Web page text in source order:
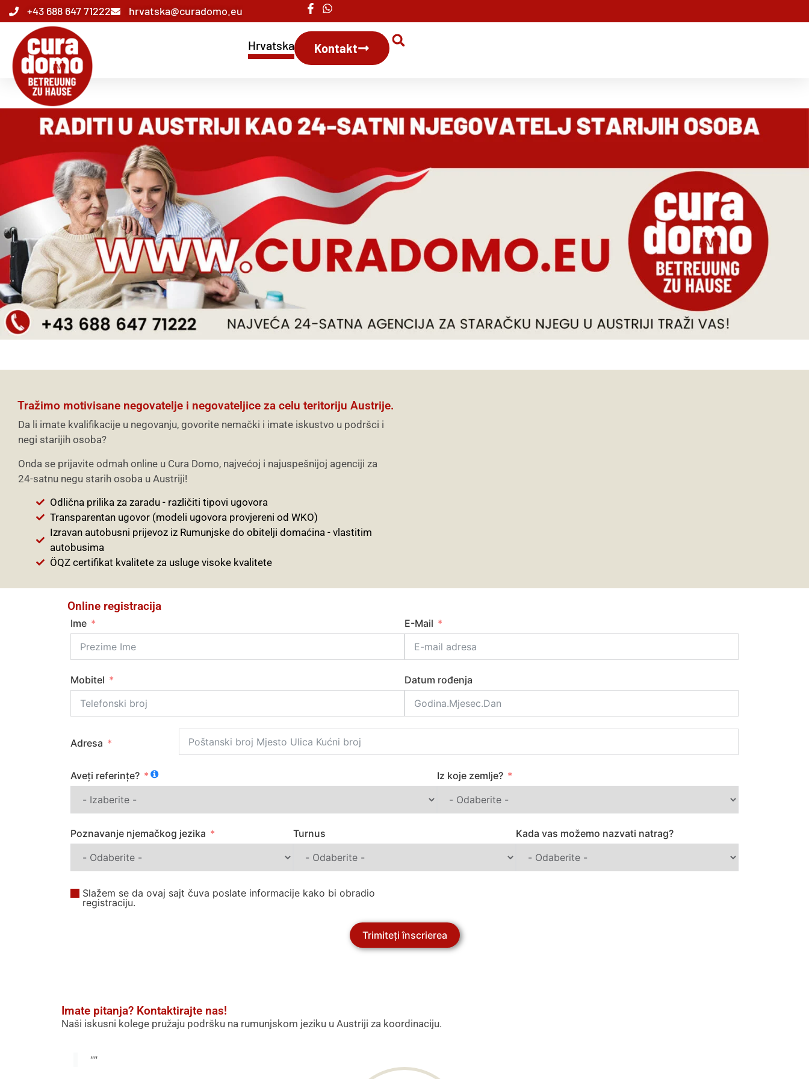
+43 688 647 71222 hrvatska@curadomo.eu
Hrvatska Kontakt
Tražimo motivisane negovatelje i negovateljice za celu teritoriju Austrije.
Da li imate kvalifikacije u negovanju, govorite nemački i imate iskustvo u podršci i
negi starijih osoba?
Onda se prijavite odmah online u Cura Domo, najvećoj i najuspešnijoj agenciji za
24-satnu negu starih osoba u Austriji!
Odlična prilika za zaradu - različiti tipovi ugovora
Transparentan ugovor (modeli ugovora provjereni od WKO)
Izravan autobusni prijevoz iz Rumunjske do obitelji domaćina - vlastitim
autobusima
ÖQZ certifikat kvalitete za usluge visoke kvalitete
Online registracija
Ime E-Mail
Mobitel Datum rođenja
Adresa
Aveți referințe? Iz koje zemlje?
Poznavanje njemačkog jezika Turnus Kada vas možemo nazvati natrag?
Slažem se da ovaj sajt čuva poslate informacije kako bi obradio
registraciju.
Trimiteți înscrierea
Imate pitanja? Kontaktirajte nas!
Naši iskusni kolege pružaju podršku na rumunjskom jeziku u Austriji za koordinaciju.
""